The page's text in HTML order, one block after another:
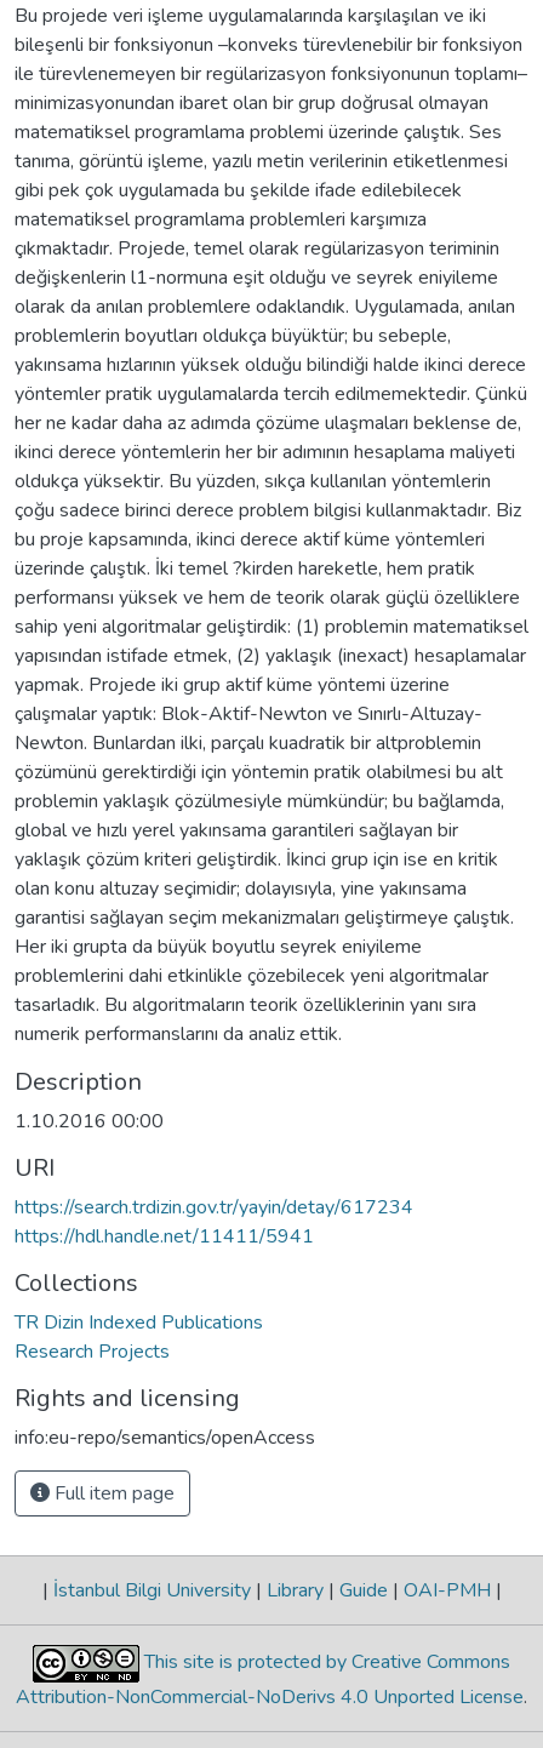
Bu projede veri işleme uygulamalarında karşılaşılan ve iki
bileşenli bir fonksiyonun –konveks türevlenebilir bir fonksiyon
ile türevlenemeyen bir regülarizasyon fonksiyonunun toplamı–
minimizasyonundan ibaret olan bir grup doğrusal olmayan
matematiksel programlama problemi üzerinde çalıştık. Ses
tanıma, görüntü işleme, yazılı metin verilerinin etiketlenmesi
gibi pek çok uygulamada bu şekilde ifade edilebilecek
matematiksel programlama problemleri karşımıza
çıkmaktadır. Projede, temel olarak regülarizasyon teriminin
değişkenlerin l1-normuna eşit olduğu ve seyrek eniyileme
olarak da anılan problemlere odaklandık. Uygulamada, anılan
problemlerin boyutları oldukça büyüktür; bu sebeple,
yakınsama hızlarının yüksek olduğu bilindiği halde ikinci derece
yöntemler pratik uygulamalarda tercih edilmemektedir. Çünkü
her ne kadar daha az adımda çözüme ulaşmaları beklense de,
ikinci derece yöntemlerin her bir adımının hesaplama maliyeti
oldukça yüksektir. Bu yüzden, sıkça kullanılan yöntemlerin
çoğu sadece birinci derece problem bilgisi kullanmaktadır. Biz
bu proje kapsamında, ikinci derece aktif küme yöntemleri
üzerinde çalıştık. İki temel ?kirden hareketle, hem pratik
performansı yüksek ve hem de teorik olarak güçlü özelliklere
sahip yeni algoritmalar geliştirdik: (1) problemin matematiksel
yapısından istifade etmek, (2) yaklaşık (inexact) hesaplamalar
yapmak. Projede iki grup aktif küme yöntemi üzerine
çalışmalar yaptık: Blok-Aktif-Newton ve Sınırlı-Altuzay-
Newton. Bunlardan ilki, parçalı kuadratik bir altproblemin
çözümünü gerektirdiği için yöntemin pratik olabilmesi bu alt
problemin yaklaşık çözülmesiyle mümkündür; bu bağlamda,
global ve hızlı yerel yakınsama garantileri sağlayan bir
yaklaşık çözüm kriteri geliştirdik. İkinci grup için ise en kritik
olan konu altuzay seçimidir; dolayısıyla, yine yakınsama
garantisi sağlayan seçim mekanizmaları geliştirmeye çalıştık.
Her iki grupta da büyük boyutlu seyrek eniyileme
problemlerini dahi etkinlikle çözebilecek yeni algoritmalar
tasarladık. Bu algoritmaların teorik özelliklerinin yanı sıra
numerik performanslarını da analiz ettik.
Description
1.10.2016 00:00
URI
https://search.trdizin.gov.tr/yayin/detay/617234
https://hdl.handle.net/11411/5941
Collections
TR Dizin Indexed Publications
Research Projects
Rights and licensing
info:eu-repo/semantics/openAccess
Full item page
| İstanbul Bilgi University | Library | Guide | OAI-PMH |
This site is protected by Creative Commons
Attribution-NonCommercial-NoDerivs 4.0 Unported License.